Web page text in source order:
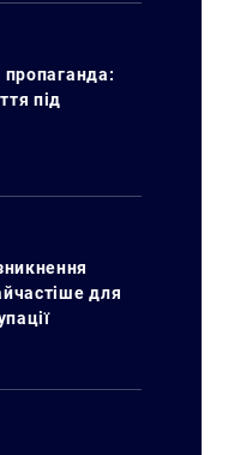
пропаганда:
під
для